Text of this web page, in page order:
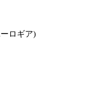
ロギア)